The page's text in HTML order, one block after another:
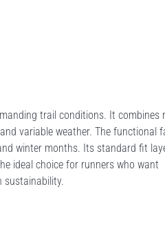
trail conditions. It combines
variable weather. The functional
winter months. Its standard fit
ideal choice for runners who want
sustainability.